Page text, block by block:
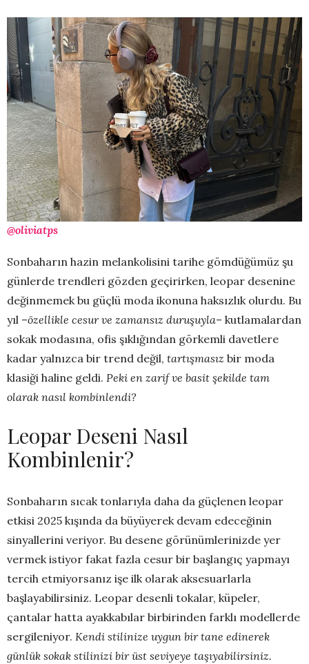
@oliviatps
Sonbaharın hazin melankolisini tarihe gömdüğümüz şu
günlerde trendleri gözden geçirirken, leopar desenine
değinmemek bu güçlü moda ikonuna haksızlık olurdu. Bu
yıl –özellikle cesur ve zamansız duruşuyla– kutlamalardan
sokak modasına, ofis şıklığından görkemli davetlere
kadar yalnızca bir trend değil, tartışmasız bir moda
klasiği haline geldi. Peki en zarif ve basit şekilde tam
olarak nasıl kombinlendi?
Leopar Deseni Nasıl
Kombinlenir?
Sonbaharın sıcak tonlarıyla daha da güçlenen leopar
etkisi 2025 kışında da büyüyerek devam edeceğinin
sinyallerini veriyor. Bu desene görünümlerinizde yer
vermek istiyor fakat fazla cesur bir başlangıç yapmayı
tercih etmiyorsanız işe ilk olarak aksesuarlarla
başlayabilirsiniz. Leopar desenli tokalar, küpeler,
çantalar hatta ayakkabılar birbirinden farklı modellerde
sergileniyor. Kendi stilinize uygun bir tane edinerek
günlük sokak stilinizi bir üst seviyeye taşıyabilirsiniz.